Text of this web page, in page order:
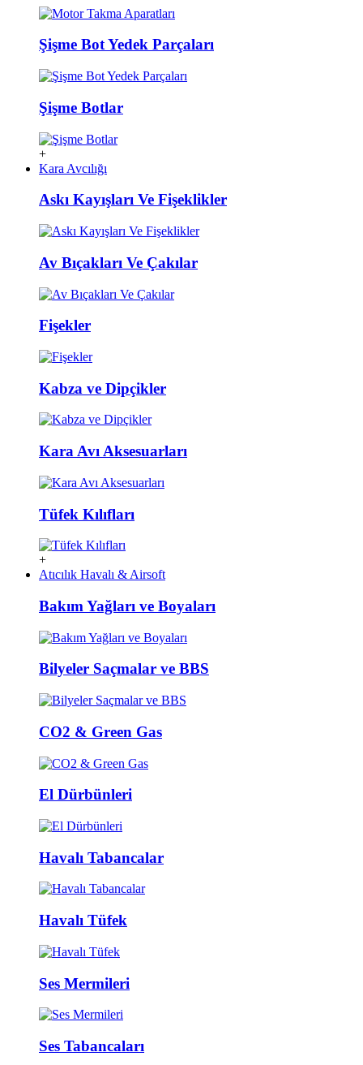
Şişme Bot Yedek Parçaları
Şişme Botlar
+
Kara Avcılığı
Askı Kayışları Ve Fişeklikler
Av Bıçakları Ve Çakılar
Fişekler
Kabza ve Dipçikler
Kara Avı Aksesuarları
Tüfek Kılıfları
+
Atıcılık Havalı & Airsoft
Bakım Yağları ve Boyaları
Bilyeler Saçmalar ve BBS
CO2 & Green Gas
El Dürbünleri
Havalı Tabancalar
Havalı Tüfek
Ses Mermileri
Ses Tabancaları